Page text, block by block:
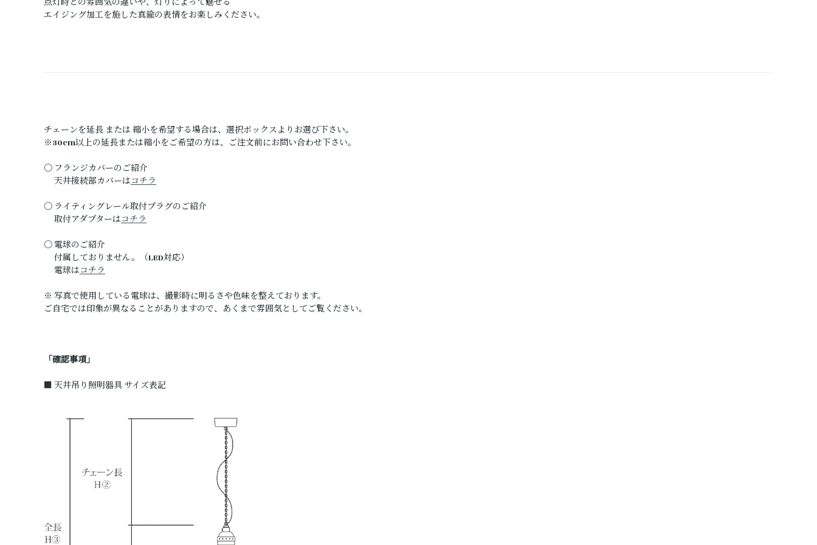
点灯時との雰囲気の違いや、灯りによって魅せる
エイジング加工を施した真鍮の表情をお楽しみください。
チェーンを延長 または 縮小を希望する場合は、選択ボックスよりお選び下さい。
※30cm以上の延長または縮小をご希望の方は、ご注文前にお問い合わせ下さい。
〇 フランジカバーのご紹介
天井接続部カバーはコチラ
〇 ライティングレール取付プラグのご紹介
取付アダプターはコチラ
〇 電球のご紹介
付属しておりません。（LED対応）
電球はコチラ
※ 写真で使用している電球は、撮影時に明るさや色味を整えております。
ご自宅では印象が異なることがありますので、あくまで雰囲気としてご覧ください。
「確認事項」
■ 天井吊り照明器具 サイズ表記